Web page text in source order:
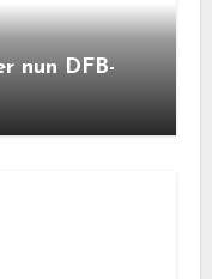
nun DFB-